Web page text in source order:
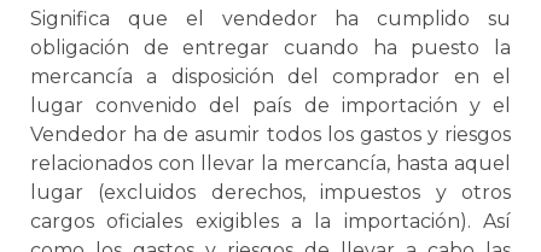
Significa que el vendedor ha cumplido su
obligación de entregar cuando ha puesto la
mercancía a disposición del comprador en el
lugar convenido del país de importación y el
Vendedor ha de asumir todos los gastos y riesgos
relacionados con llevar la mercancía, hasta aquel
lugar (excluidos derechos, impuestos y otros
cargos oficiales exigibles a la importación). Así